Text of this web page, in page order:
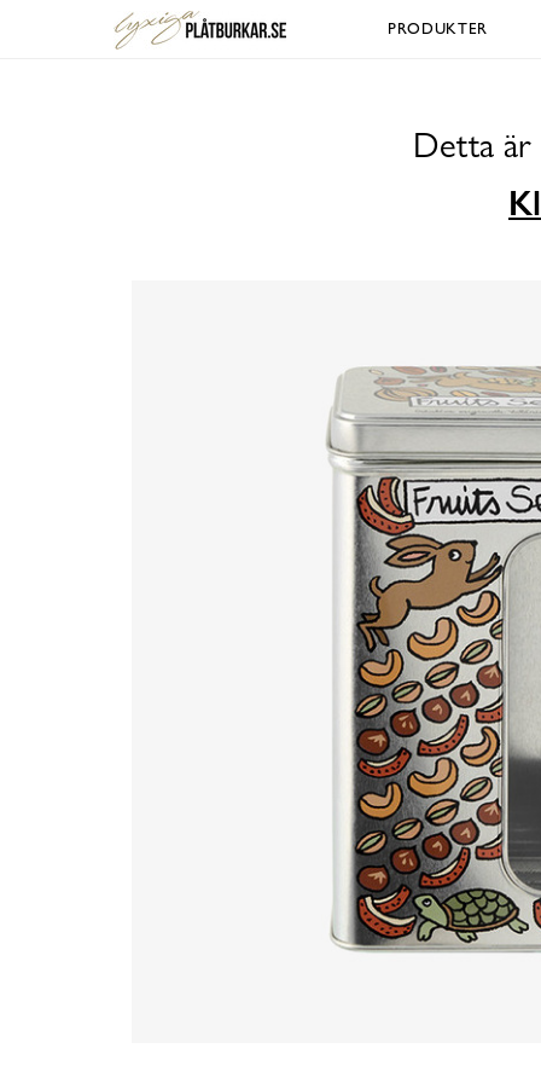
PRODUKTER
Detta